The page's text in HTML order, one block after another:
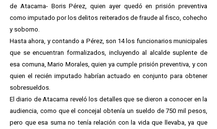
de Atacama- Boris Pérez, quien ayer quedó en prisión preventiva
como imputado por los delitos reiterados de fraude al fisco, cohecho
y soborno.
Hasta ahora, y contando a Pérez, son 14 los funcionarios municipales
que se encuentran formalizados, incluyendo al alcalde suplente de
esa comuna, Mario Morales, quien ya cumple prisión preventiva, y con
quien el recién imputado habrían actuado en conjunto para obtener
sobresueldos.
El diario de Atacama reveló los detalles que se dieron a conocer en la
audiencia, como que el concejal obtenía un sueldo de 750 mil pesos,
pero que esa suma no tenía relación con la vida que llevaba, ya que